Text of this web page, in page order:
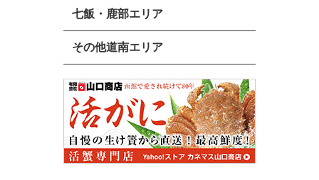
七飯・鹿部エリア
その他道南エリア